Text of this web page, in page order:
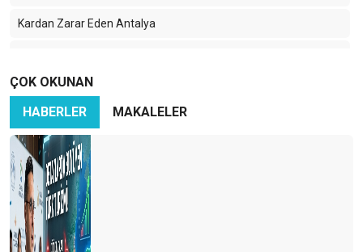
Kardan Zarar Eden Antalya
Yaz sezonu iyi..Peki sonrası ?
2024 Turizm Yılı Beklentileri ve Turizmde Gelecek.
Tüm bunlara Hazır mıyız ?
Turizmde Yeni Dönemin İlk Sinyalleri
2023 yılında Antalya’ya farklı bir perspektif katacak C o s m o s
1982 - 2023 TURİZMDE YENİ BİR DÖNEME DOĞRU
ÇOK OKUNAN
HABERLER
MAKALELER